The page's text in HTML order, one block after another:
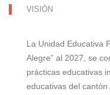
VISIÓN
La Unidad Educativa
Alegre” al 2027, se
prácticas educativas
educativas del